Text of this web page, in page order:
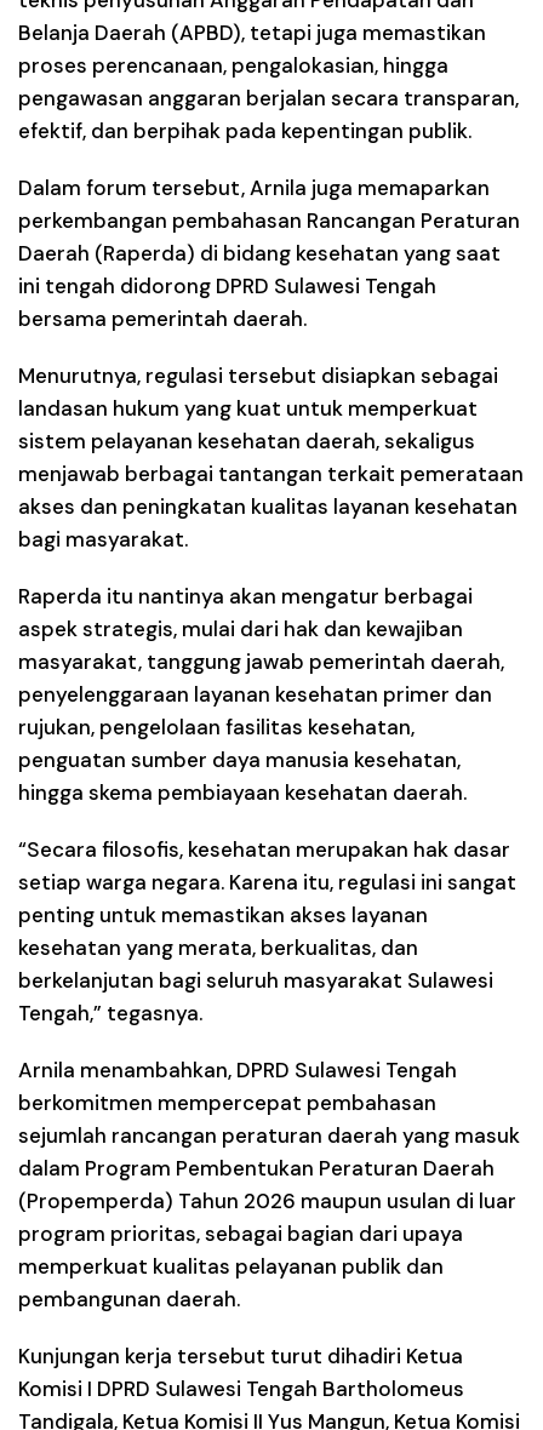
Belanja Daerah (APBD), tetapi juga memastikan
proses perencanaan, pengalokasian, hingga
pengawasan anggaran berjalan secara transparan,
efektif, dan berpihak pada kepentingan publik.
Dalam forum tersebut, Arnila juga memaparkan
perkembangan pembahasan Rancangan Peraturan
Daerah (Raperda) di bidang kesehatan yang saat
ini tengah didorong DPRD Sulawesi Tengah
bersama pemerintah daerah.
Menurutnya, regulasi tersebut disiapkan sebagai
landasan hukum yang kuat untuk memperkuat
sistem pelayanan kesehatan daerah, sekaligus
menjawab berbagai tantangan terkait pemerataan
akses dan peningkatan kualitas layanan kesehatan
bagi masyarakat.
Raperda itu nantinya akan mengatur berbagai
aspek strategis, mulai dari hak dan kewajiban
masyarakat, tanggung jawab pemerintah daerah,
penyelenggaraan layanan kesehatan primer dan
rujukan, pengelolaan fasilitas kesehatan,
penguatan sumber daya manusia kesehatan,
hingga skema pembiayaan kesehatan daerah.
“Secara filosofis, kesehatan merupakan hak dasar
setiap warga negara. Karena itu, regulasi ini sangat
penting untuk memastikan akses layanan
kesehatan yang merata, berkualitas, dan
berkelanjutan bagi seluruh masyarakat Sulawesi
Tengah,” tegasnya.
Arnila menambahkan, DPRD Sulawesi Tengah
berkomitmen mempercepat pembahasan
sejumlah rancangan peraturan daerah yang masuk
dalam Program Pembentukan Peraturan Daerah
(Propemperda) Tahun 2026 maupun usulan di luar
program prioritas, sebagai bagian dari upaya
memperkuat kualitas pelayanan publik dan
pembangunan daerah.
Kunjungan kerja tersebut turut dihadiri Ketua
Komisi I DPRD Sulawesi Tengah Bartholomeus
Tandigala, Ketua Komisi II Yus Mangun, Ketua Komisi